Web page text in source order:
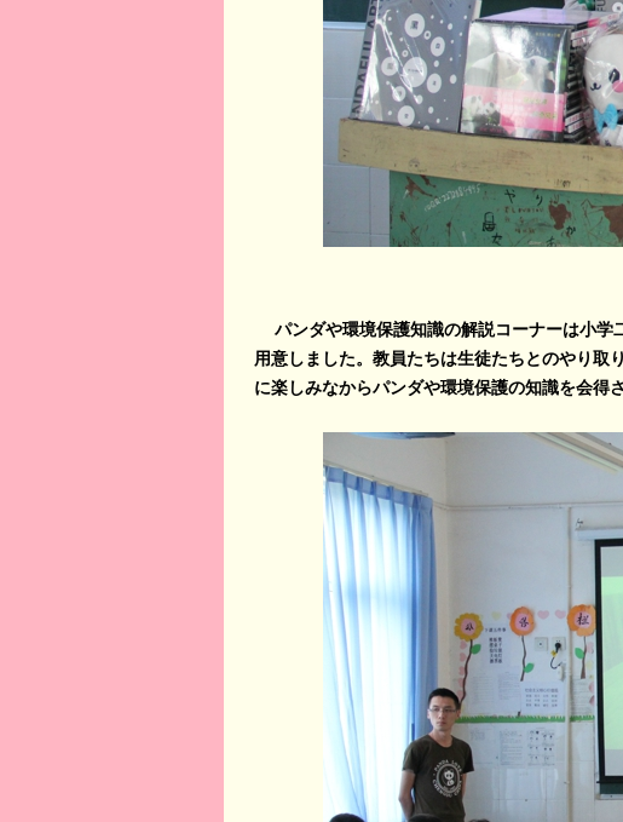
パンダや環境保護知識の解説コーナーは小
用意しました。教員たちは生徒たちとのやり取
に楽しみなからパンダや環境保護の知識を会得さ